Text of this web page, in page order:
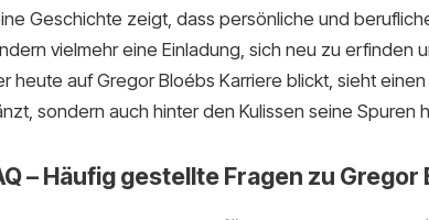
Geschichte zeigt, dass persönliche und
vielmehr eine Einladung, sich neu zu erfinden
heute auf Gregor Bloébs Karriere blickt, sieht
sondern auch hinter den Kulissen seine Spuren
– Häufig gestellte Fragen zu